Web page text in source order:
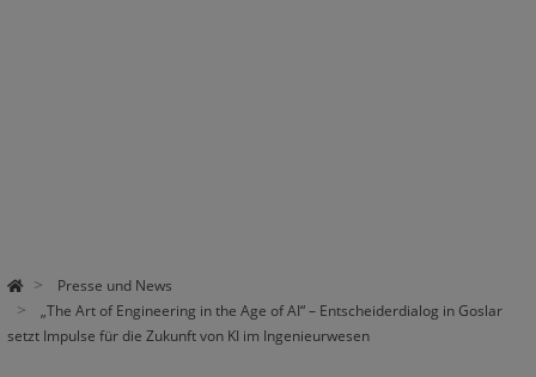
Presse und News
„The Art of Engineering in the Age of AI“ – Entscheiderdialog in Goslar
setzt Impulse für die Zukunft von KI im Ingenieurwesen